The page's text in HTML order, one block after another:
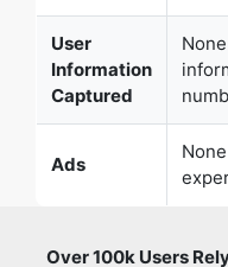
User
Information
Captured
Ads
Over 100k Users